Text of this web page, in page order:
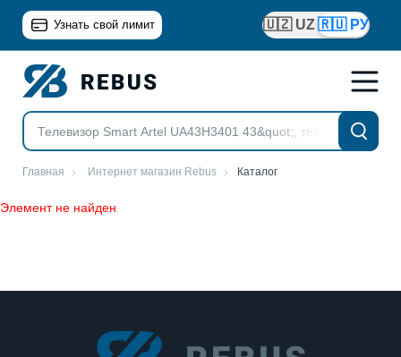
Узнать свой лимит 🇺🇿 UZ🇷🇺 РУ
Главная Интернет магазин Rebus Каталог
Элемент не найден